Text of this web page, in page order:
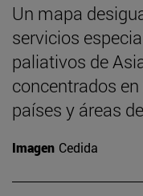
Un mapa
servicios
paliativos de
concentrados
países y áreas
Imagen Cedida